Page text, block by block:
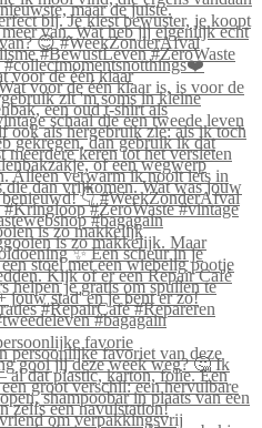
voor de één klaar
is zo makkelijk
favorie